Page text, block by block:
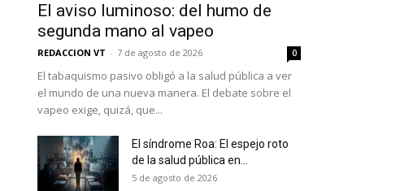
de las últimas
El aviso luminoso: del humo de
segunda mano al vapeo
REDACCION VT - 7 de agosto de 2026 0
El tabaquismo pasivo obligó a la salud pública a ver
el mundo de una nueva manera. El debate sobre el
vapeo exige, quizá, que...
El síndrome Roa: El espejo roto
de la salud pública en...
5 de agosto de 2026